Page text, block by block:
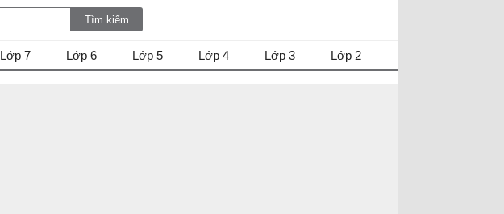
Lớp 7 Lớp 6 Lớp 5 Lớp 4 Lớp 3 Lớp 2